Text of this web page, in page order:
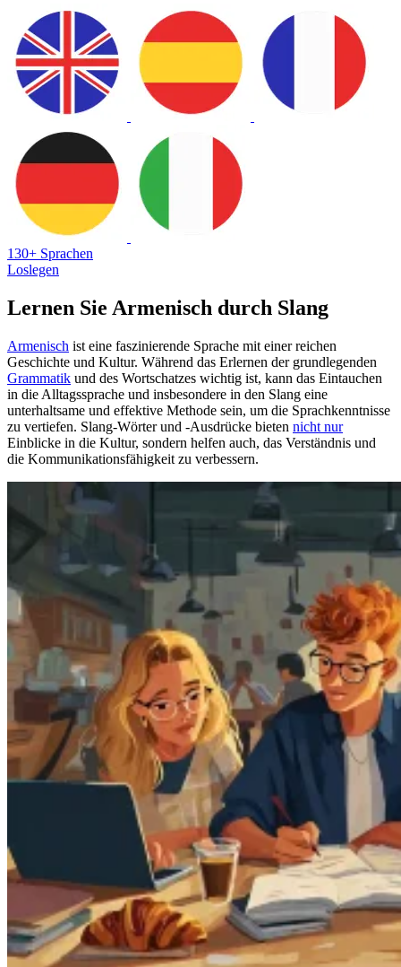
130+ Sprachen
Loslegen
Lernen Sie Armenisch durch Slang
Armenisch ist eine faszinierende Sprache mit einer reichen
Geschichte und Kultur. Während das Erlernen der grundlegenden
Grammatik und des Wortschatzes wichtig ist, kann das Eintauchen
in die Alltagssprache und insbesondere in den Slang eine
unterhaltsame und effektive Methode sein, um die Sprachkenntnisse
zu vertiefen. Slang-Wörter und -Ausdrücke bieten nicht nur
Einblicke in die Kultur, sondern helfen auch, das Verständnis und
die Kommunikationsfähigkeit zu verbessern.